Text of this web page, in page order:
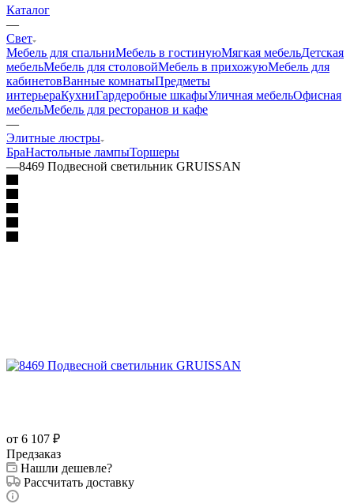
Каталог
—
Свет
Мебель для спальниМебель в гостинуюМягкая мебельДетская
мебельМебель для столовойМебель в прихожуюМебель для
кабинетовВанные комнатыПредметы
интерьераКухниГардеробные шкафыУличная мебельОфисная
мебельМебель для ресторанов и кафе
—
Элитные люстры
БраНастольные лампыТоршеры
—8469 Подвесной светильник GRUISSAN
от 6 107 ₽
Предзаказ
Нашли дешевле?
Рассчитать доставку